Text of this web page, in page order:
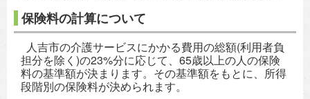
保険料の計算について
人吉市の介護サービスにかかる費用の総額(利用者負
担分を除く)の23%分に応じて、65歳以上の人の保険
料の基準額が決まります。その基準額をもとに、所得
段階別の保険料が決められます。